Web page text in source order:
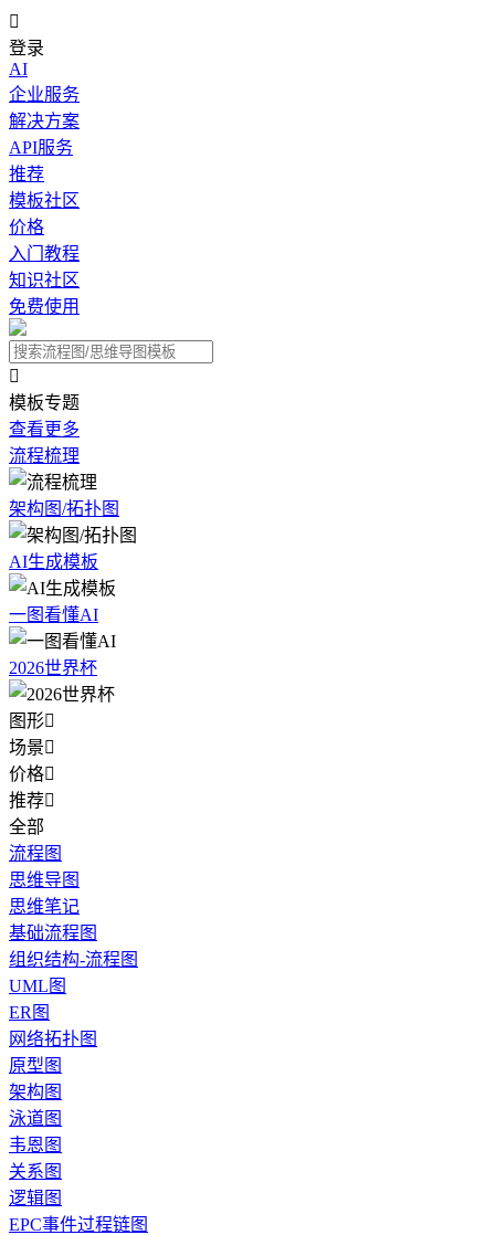

登录
AI
企业服务
解决方案
API服务
推荐
模板社区
价格
入门教程
知识社区
免费使用

模板专题
查看更多
流程梳理
架构图/拓扑图
AI生成模板
一图看懂AI
2026世界杯
图形
场景
价格
推荐
全部
流程图
思维导图
思维笔记
基础流程图
组织结构-流程图
UML图
ER图
网络拓扑图
原型图
架构图
泳道图
韦恩图
关系图
逻辑图
EPC事件过程链图